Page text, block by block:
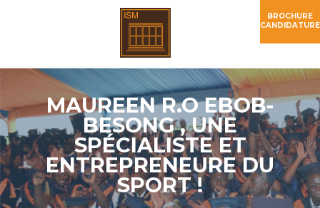
MAUREEN R.O EBOB-
BESONG , UNE
SPÉCIALISTE ET
ENTREPRENEURE DU
SPORT !
BROCHURE
CANDIDATURE